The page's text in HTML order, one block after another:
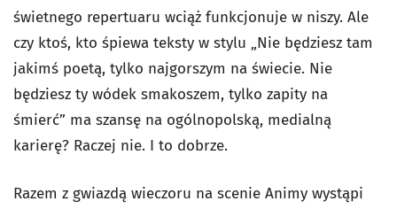
świetnego repertuaru wciąż funkcjonuje w niszy. Ale
czy ktoś, kto śpiewa teksty w stylu „Nie będziesz tam
jakimś poetą, tylko najgorszym na świecie. Nie
będziesz ty wódek smakoszem, tylko zapity na
śmierć” ma szansę na ogólnopolską, medialną
karierę? Raczej nie. I to dobrze.
Razem z gwiazdą wieczoru na scenie Animy wystąpi